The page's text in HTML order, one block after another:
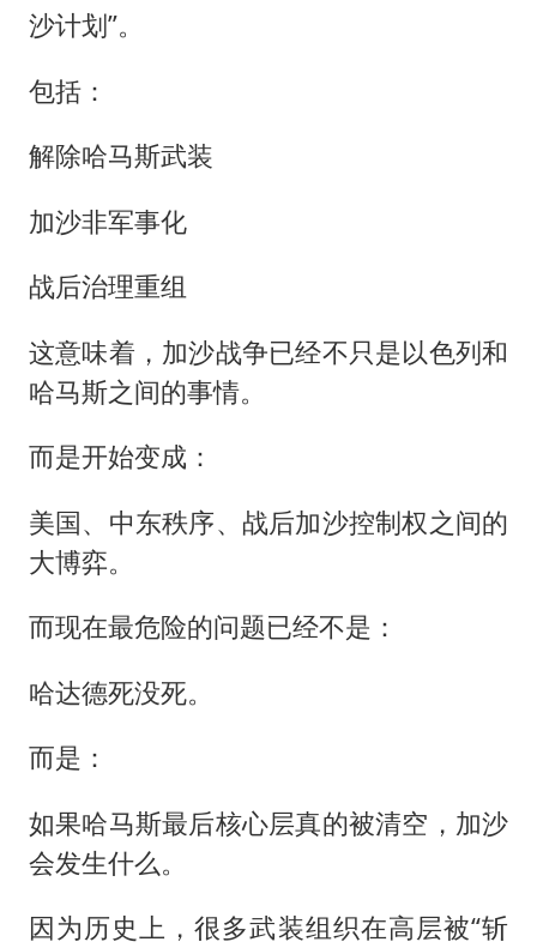
沙计划”。
包括：
解除哈马斯武装
加沙非军事化
战后治理重组
这意味着，加沙战争已经不只是以色列和
哈马斯之间的事情。
而是开始变成：
美国、中东秩序、战后加沙控制权之间的
大博弈。
而现在最危险的问题已经不是：
哈达德死没死。
而是：
如果哈马斯最后核心层真的被清空，加沙
会发生什么。
因为历史上，很多武装组织在高层被“斩